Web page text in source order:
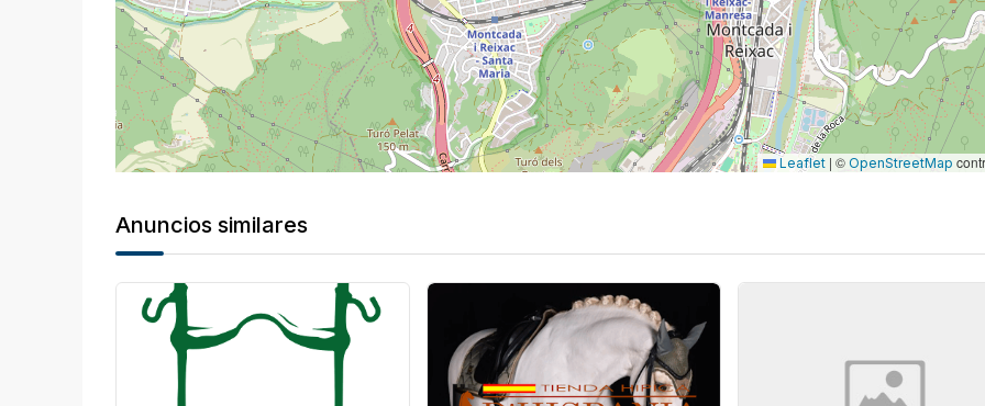
Leaflet | © OpenStreetMap
Anuncios similares